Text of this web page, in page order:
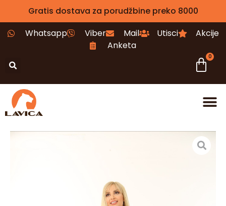
Gratis dostava za porudžbine preko 8000
Whatsapp
Viber Mail Utisci
Akcije
Anketa
0